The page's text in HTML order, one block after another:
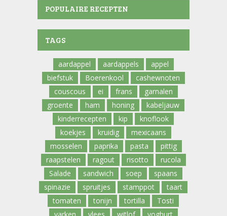
POPULAIRE RECEPTEN
TAGS
aardappel aardappels
appel
biefstuk
Boerenkool
cashewnoten
couscous
ei frans
garnalen
groente
ham honing
kabeljauw
kinderrecepten
kip
knoflook
koekjes
kruidig
mexicaans
mosselen
paprika pasta
pittig
raapstelen
ragout risotto
rucola
Salade
sandwich soep
spaans
spinazie
spruitjes stamppot
taart
tomaten
tonijn tortilla
Tosti